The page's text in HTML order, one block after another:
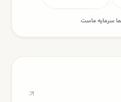
سرمایه ماست